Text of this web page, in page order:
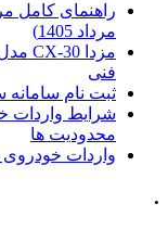
مرداد 1405)
فنی
ثبت نام
شرایط واردات
محدودیت ها
واردات
.